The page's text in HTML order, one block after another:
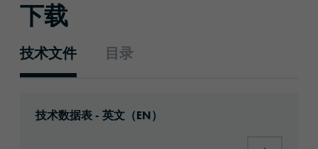
下载
技术文件 目录
技术数据表 - 英文（EN）